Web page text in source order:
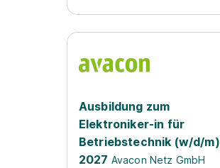
Ausbildung zum
Elektroniker-in für
Betriebstechnik (w/d/m)
2027 Avacon Netz GmbH